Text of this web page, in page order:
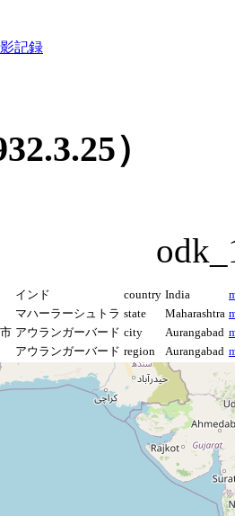
記録
）
インド country India
マハーラーシュトラ state Maharashtra
アウランガーバード city Aurangabad
アウランガーバード region Aurangabad